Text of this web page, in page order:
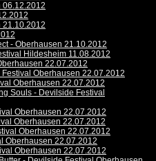
06.12.2012
21.10.2012
- Oberhausen 21.10.2012
Hildesheim 11.08.2012
22.07.2012
Oberhausen 22.07.2012
Oberhausen 22.07.2012
Souls - Devilside Festival
Oberhausen 22.07.2012
Oberhausen 22.07.2012
Oberhausen 22.07.2012
Oberhausen 22.07.2012
Oberhausen 22.07.2012